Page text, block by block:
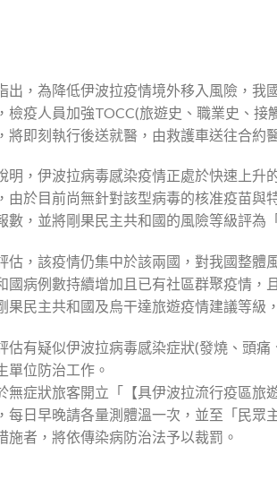
出，為降低伊波拉疫情境外移入風險，我
檢疫人員加強TOCC(旅遊史、職業史、
將即刻執行後送就醫，由救護車送往合約
明，伊波拉病毒感染疫情正處於快速上升
由於目前尚無針對該型病毒的核准疫苗
數，並將剛果民主共和國的風險等級評為
估，該疫情仍集中於該兩國，對我國整體
國病例數持續增加且已有社區群聚疫情
果民主共和國及烏干達旅遊疫情建議等級
估有疑似伊波拉病毒感染症狀(發燒、頭
單位防治工作。
無症狀旅客開立「【具伊波拉流行疫區
每日早晚請各量測體溫一次，並至「民眾
施者，將依傳染病防治法予以裁罰。